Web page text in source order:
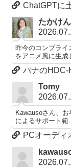
ChatGPTに
たかけん
昨今のコンプラ
をアニメ風に生成
パナのHDC-
Tomy
Kawausoさん、
によるサポート範
PCオーディ